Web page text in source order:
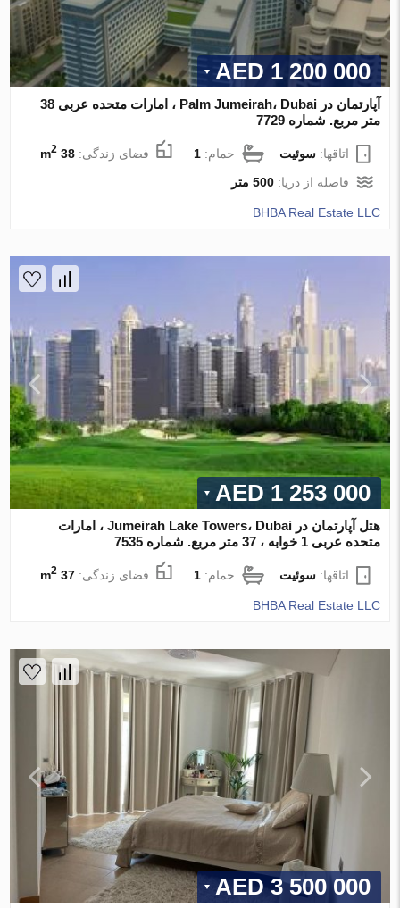
1 200 000 AED
آپارتمان در Palm Jumeirah، Dubai ، امارات متحده عربی 38
متر مربع. شماره 7729
اتاقها:سوئیت حمام:1 فضای زندگی:38 m
2
فاصله از دریا:500 متر
BHBA Real Estate LLC
1 253 000 AED
هتل آپارتمان در Jumeirah Lake Towers، Dubai ، امارات
متحده عربی 1 خوابه ، 37 متر مربع. شماره 7535
اتاقها:سوئیت حمام:1 فضای زندگی:37 m
2
BHBA Real Estate LLC
3 500 000 AED